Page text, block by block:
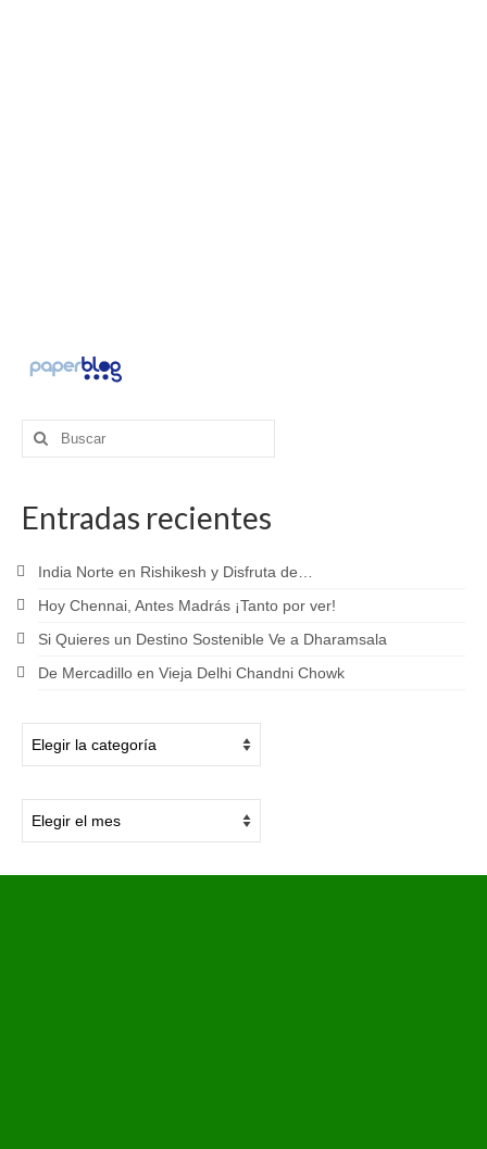
Buscar
por:
Entradas recientes
India Norte en Rishikesh y Disfruta de…
Hoy Chennai, Antes Madrás ¡Tanto por ver!
Si Quieres un Destino Sostenible Ve a Dharamsala
De Mercadillo en Vieja Delhi Chandni Chowk